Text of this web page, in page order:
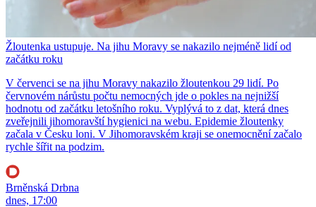
Žloutenka ustupuje. Na jihu Moravy se nakazilo nejméně lidí od
začátku roku
V červenci se na jihu Moravy nakazilo žloutenkou 29 lidí. Po
červnovém nárůstu počtu nemocných jde o pokles na nejnižší
hodnotu od začátku letošního roku. Vyplývá to z dat, která dnes
zveřejnili jihomoravští hygienici na webu. Epidemie žloutenky
začala v Česku loni. V Jihomoravském kraji se onemocnění začalo
rychle šířit na podzim.
Brněnská Drbna
dnes, 17:00